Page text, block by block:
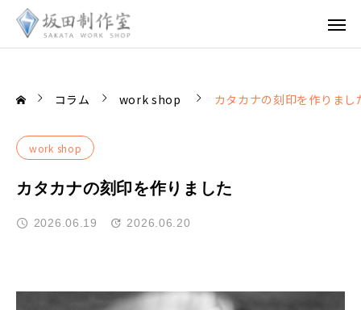
コラム work shop カタカナの刻印を作りまし
work shop
カタカナの刻印を作りました
2026.06.19 2026.06.20